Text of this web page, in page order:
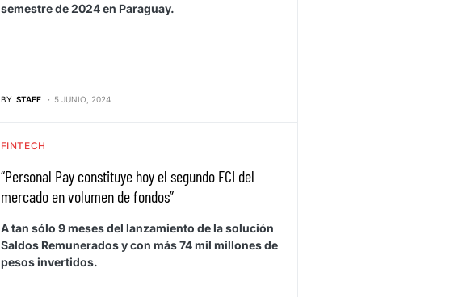
semestre de 2024 en Paraguay.
BY STAFF 5 JUNIO, 2024
FINTECH
“Personal Pay constituye hoy el segundo FCI del
mercado en volumen de fondos”
A tan sólo 9 meses del lanzamiento de la solución
Saldos Remunerados y con más 74 mil millones de
pesos invertidos.